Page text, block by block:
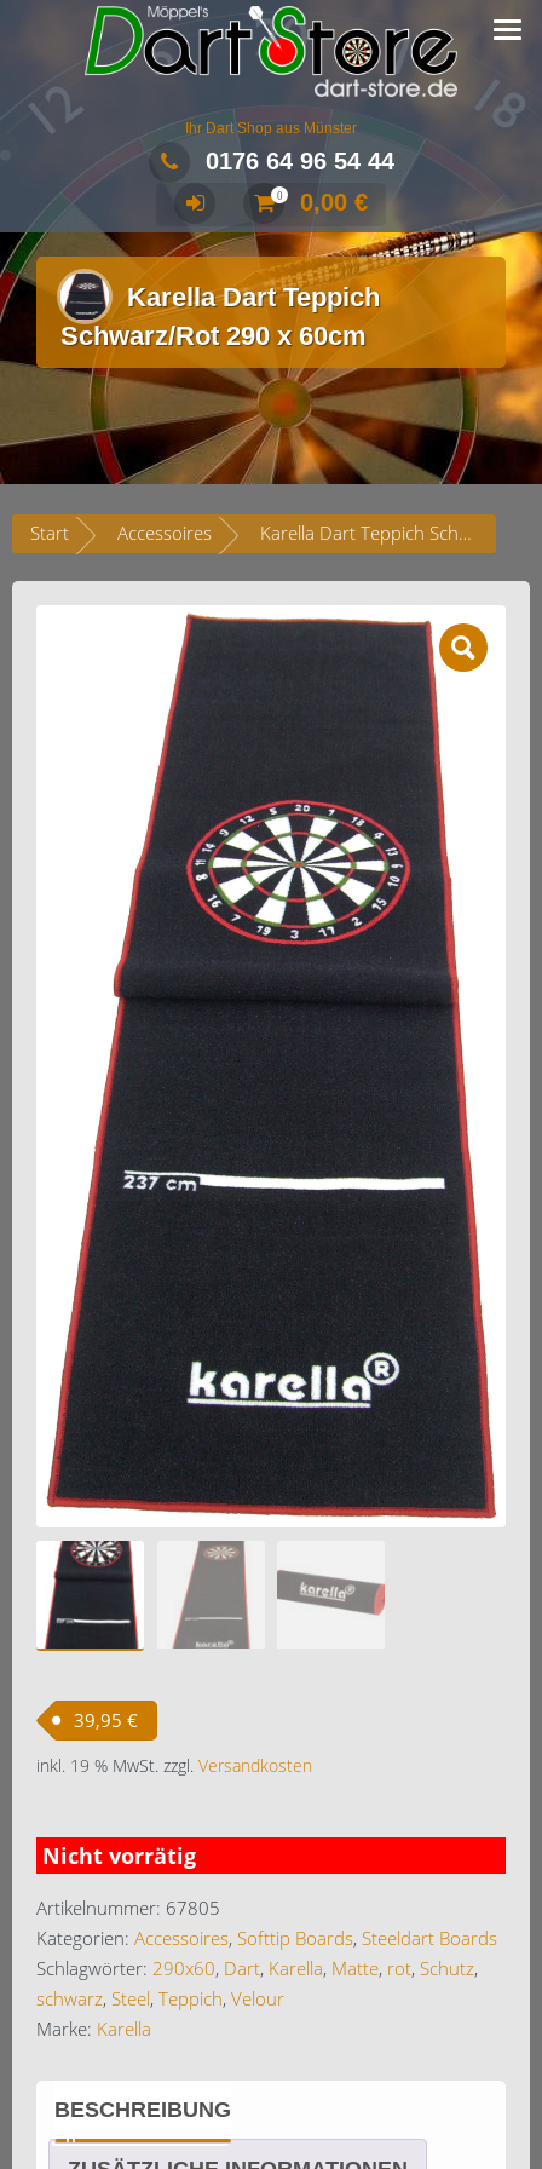
Ihr Dart Shop aus Münster
0176 64 96 54 44
0 0,00 €
Karella Dart Teppich
Schwarz/Rot 290 x 60cm
Start Accessoires Karella Dart Teppich Schwarz/Rot 290 x 60cm
39,95 €
inkl. 19 % MwSt. zzgl. Versandkosten
Nicht vorrätig
Artikelnummer: 67805
Kategorien: Accessoires, Softtip Boards, Steeldart Boards
Schlagwörter: 290x60, Dart, Karella, Matte, rot, Schutz,
schwarz, Steel, Teppich, Velour
Marke: Karella
BESCHREIBUNG